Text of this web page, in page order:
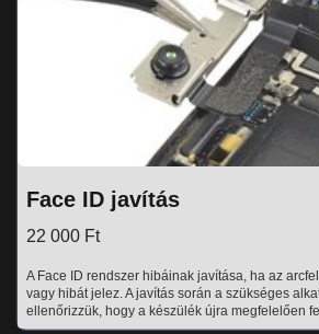
Face ID javítás
22 000 Ft
A Face ID rendszer hibáinak javítása, ha az
vagy hibát jelez. A javítás során a szükséges
ellenőrizzük, hogy a készülék újra megfelelően